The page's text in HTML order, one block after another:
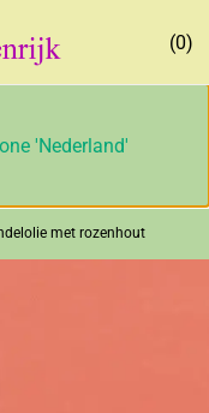
0
'Nederland'
met rozenhout